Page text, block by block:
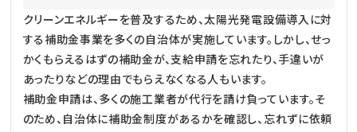
クリーンエネルギーを普及するため、太陽光発電設備導入に対
する補助金事業を多くの自治体が実施しています。しかし、せっ
かくもらえるはずの補助金が、支給申請を忘れたり、手違いが
あったりなどの理由でもらえなくなる人もいます。
補助金申請は、多くの施工業者が代行を請け負っています。そ
のため、自治体に補助金制度があるかを確認し、忘れずに依頼